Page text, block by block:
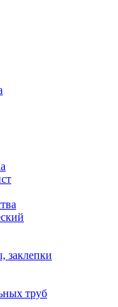
заклепки
труб